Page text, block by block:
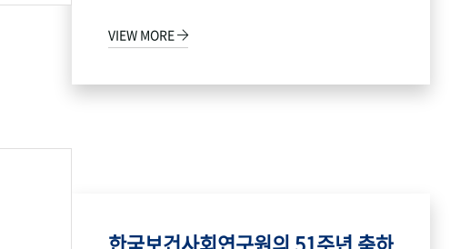
VIEW MORE
한국보건사회연구원의 51주년 축하